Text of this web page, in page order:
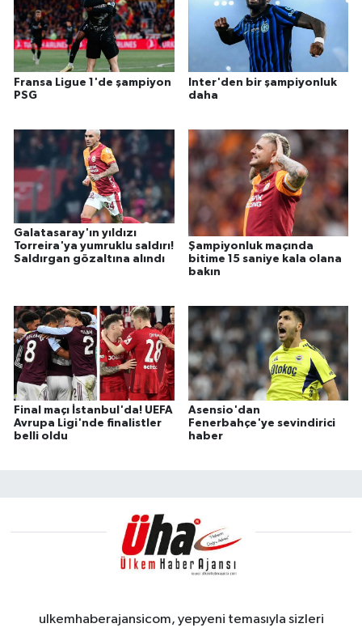
Fransa Ligue 1'de şampiyon
PSG
Inter'den bir şampiyonluk
daha
Galatasaray'ın yıldızı
Torreira'ya yumruklu saldırı!
Saldırgan gözaltına alındı
Şampiyonluk maçında
bitime 15 saniye kala olana
bakın
Final maçı İstanbul'da! UEFA
Avrupa Ligi'nde finalistler
belli oldu
Asensio'dan
Fenerbahçe'ye sevindirici
haber
ulkemhaberajansicom, yepyeni temasıyla sizleri